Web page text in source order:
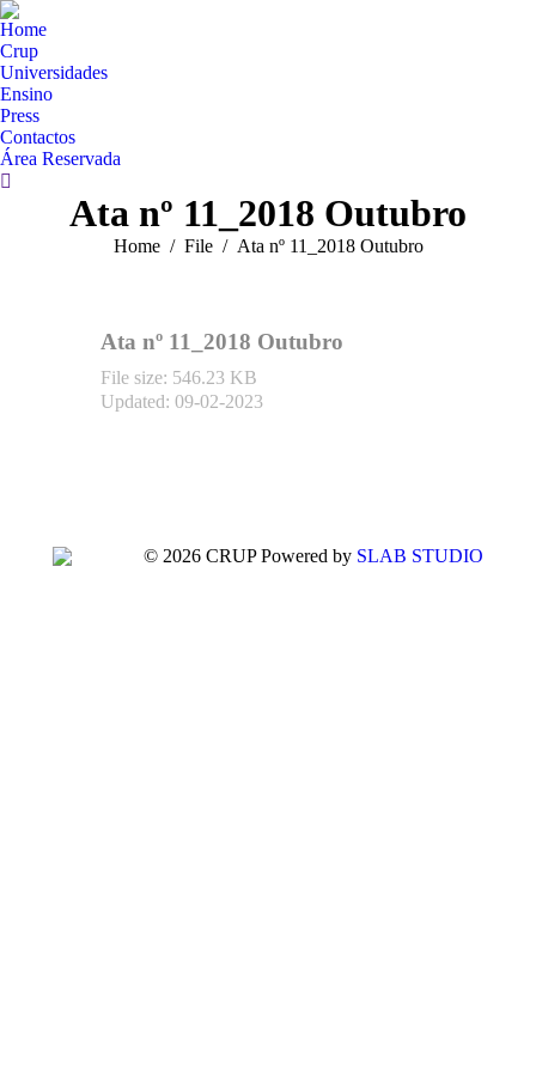
Home
Crup
Universidades
Ensino
Press
Contactos
Área Reservada
Search:
Ata nº 11_2018 Outubro
You are here:
Home File Ata nº 11_2018 Outubro
Ata nº 11_2018 Outubro
File size: 546.23 KB
Updated: 09-02-2023
© 2026 CRUP Powered by SLAB STUDIO